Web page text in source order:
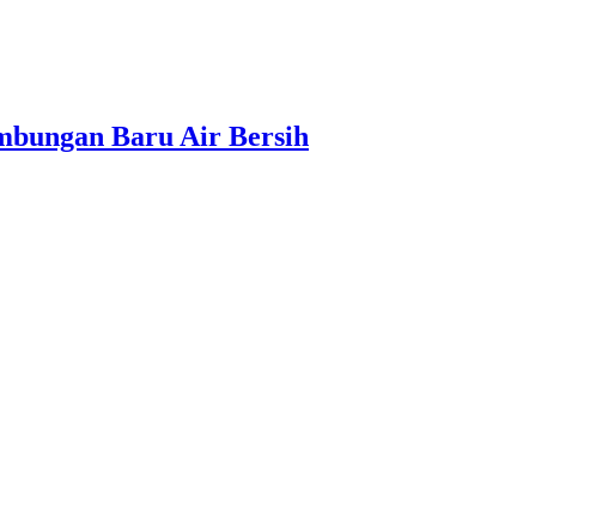
Baru Air Bersih